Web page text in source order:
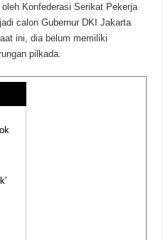
Konfederasi Serikat Pekerja
calon Gubernur DKI Jakarta
ini, dia belum memiliki
pilkada.